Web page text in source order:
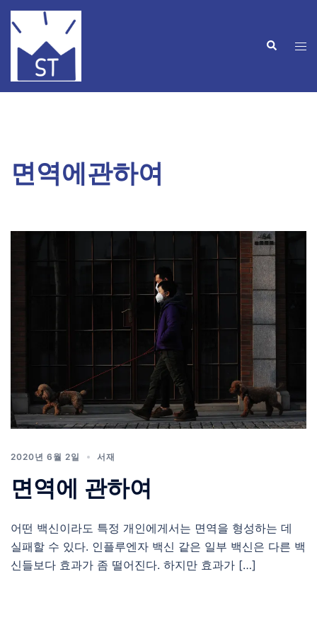
Skip
content
Search
면역에관하여
2020년 6월 2일 서재
면역에 관하여
어떤 백신이라도 특정 개인에게서는 면역을 형성하는 데
실패할 수 있다. 인플루엔자 백신 같은 일부 백신은 다른 백
신들보다 효과가 좀 떨어진다. 하지만 효과가 […]